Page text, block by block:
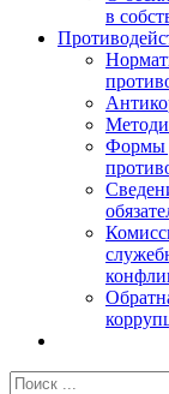
в
Формы
Результат